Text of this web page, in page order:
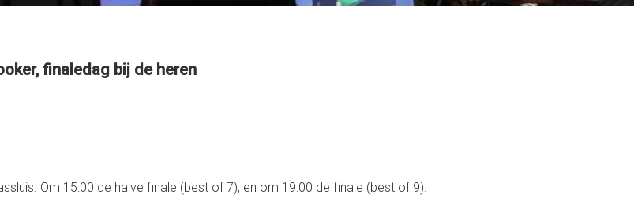
finaledag bij de heren
Om 15:00 de halve finale (best of 7), en om 19:00 de finale (best of 9).